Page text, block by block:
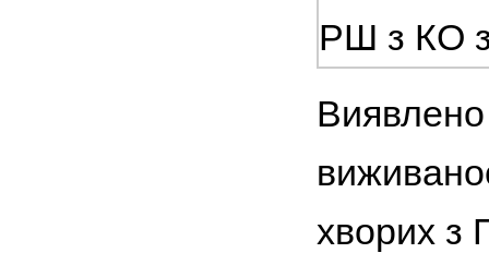
РШ з КО
Виявлено
хворих з